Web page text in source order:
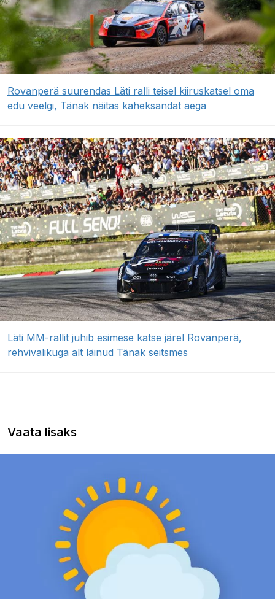
Rovanperä suurendas Läti ralli teisel kiiruskatsel oma
edu veelgi, Tänak näitas kaheksandat aega
Läti MM-rallit juhib esimese katse järel Rovanperä,
rehvivalikuga alt läinud Tänak seitsmes
Vaata lisaks